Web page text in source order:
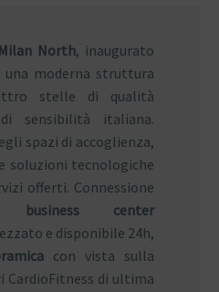
North, inaugurato
una moderna struttura
stelle di qualità
sensibilità italiana.
spazi di accoglienza,
soluzioni tecnologiche
offerti. Connessione
business center
e disponibile 24h,
con vista sulla
CardioFitness di ultima